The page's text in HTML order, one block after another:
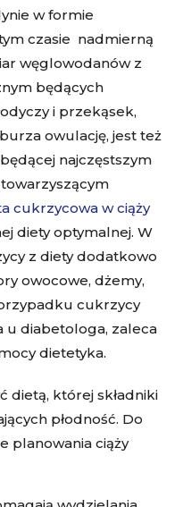
w formie
czasie nadmierną
węglowodanów z
będących
i przekąsek,
owulację, jest też
najczęstszym
cukrzycowa w ciąży
diety optymalnej. W
z diety dodatkowo
owocowe, dżemy,
cukrzycy
u diabetologa, zaleca
dietetyka.
dietą, której składniki
płodność. Do
planowania ciąży